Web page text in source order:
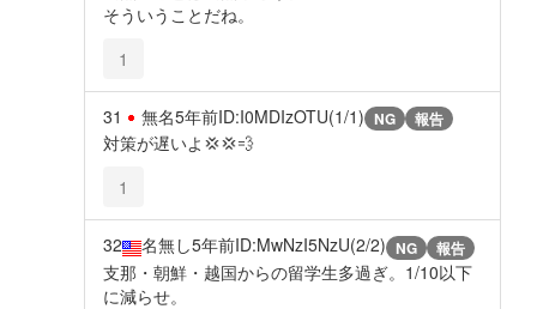
そういうことだね。
1
31 無名5年前ID:I0MDIzOTU(1/1) NG 報告
対策が遅いよ💢💢💨
1
32 名無し5年前ID:MwNzI5NzU(2/2) NG 報告
支那・朝鮮・越国からの留学生多過ぎ。1/10以下
に減らせ。